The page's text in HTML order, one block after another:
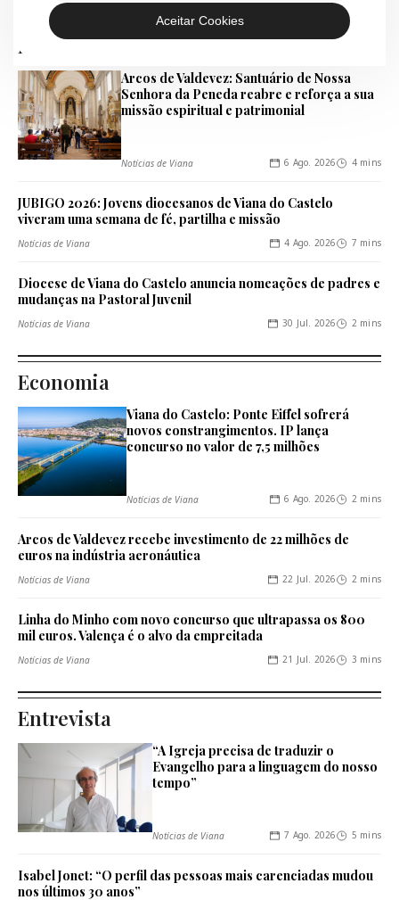
Diocese
Arcos de Valdevez: Santuário de Nossa
Senhora da Peneda reabre e reforça a sua
missão espiritual e patrimonial
Notícias de Viana 6 Ago. 2026 4 mins
JUBIGO 2026: Jovens diocesanos de Viana do Castelo
viveram uma semana de fé, partilha e missão
Notícias de Viana 4 Ago. 2026 7 mins
Diocese de Viana do Castelo anuncia nomeações de padres e
mudanças na Pastoral Juvenil
Notícias de Viana 30 Jul. 2026 2 mins
Economia
Viana do Castelo: Ponte Eiffel sofrerá
novos constrangimentos. IP lança
concurso no valor de 7,5 milhões
Notícias de Viana 6 Ago. 2026 2 mins
Arcos de Valdevez recebe investimento de 22 milhões de
euros na indústria aeronáutica
Notícias de Viana 22 Jul. 2026 2 mins
Linha do Minho com novo concurso que ultrapassa os 800
mil euros. Valença é o alvo da empreitada
Notícias de Viana 21 Jul. 2026 3 mins
Entrevista
“A Igreja precisa de traduzir o
Evangelho para a linguagem do nosso
tempo”
Notícias de Viana 7 Ago. 2026 5 mins
Isabel Jonet: “O perfil das pessoas mais carenciadas mudou
nos últimos 30 anos”
Aceitar Cookies